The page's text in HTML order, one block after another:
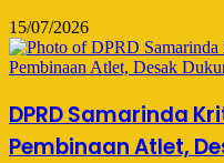
15/07/2026
DPRD Samarinda
Pembinaan Atlet,